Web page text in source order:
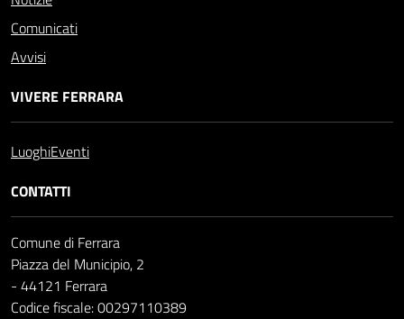
Comunicati
Avvisi
VIVERE FERRARA
LuoghiEventi
CONTATTI
Comune di Ferrara
Piazza del Municipio, 2
- 44121 Ferrara
Codice fiscale: 00297110389